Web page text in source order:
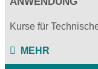
Kurse für
MEHR